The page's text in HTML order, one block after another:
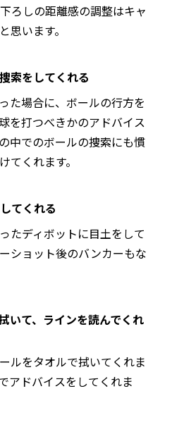
ろしの距離感の調整はキャ
思います。
索をしてくれる
た場合に、ボールの行方を
を打つべきかのアドバイス
中でのボールの捜索にも慣
てくれます。
てくれる
たディボットに目土をして
ショット後のバンカーもな
いて、ラインを読んでくれ
ルをタオルで拭いてくれま
アドバイスをしてくれま